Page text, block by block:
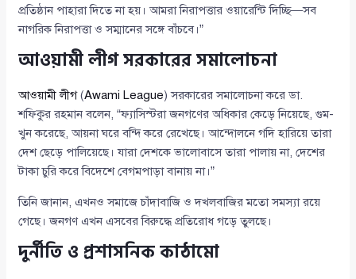
প্রতিষ্ঠান পাহারা দিতে না হয়। আমরা নিরাপত্তার ওয়ারেন্টি দিচ্ছি—সব
নাগরিক নিরাপত্তা ও সম্মানের সঙ্গে বাঁচবে।”
আওয়ামী লীগ সরকারের সমালোচনা
আওয়ামী লীগ(Awami League) সরকারের সমালোচনা করে ডা.
শফিকুর রহমান বলেন, “ফ্যাসিস্টরা জনগণের অধিকার কেড়ে নিয়েছে, গুম-
খুন করেছে, আয়না ঘরে বন্দি করে রেখেছে। আন্দোলনে গদি হারিয়ে তারা
দেশ ছেড়ে পালিয়েছে। যারা দেশকে ভালোবাসে তারা পালায় না, দেশের
টাকা চুরি করে বিদেশে বেগমপাড়া বানায় না।”
তিনি জানান, এখনও সমাজে চাঁদাবাজি ও দখলবাজির মতো সমস্যা রয়ে
গেছে। জনগণ এখন এসবের বিরুদ্ধে প্রতিরোধ গড়ে তুলছে।
দুর্নীতি ও প্রশাসনিক কাঠামো